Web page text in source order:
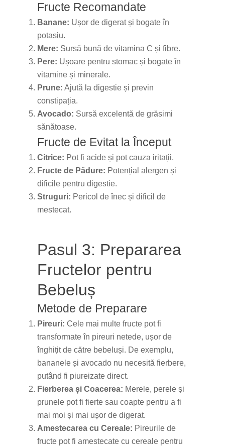
Fructe Recomandate
Banane: Ușor de digerat și bogate în
potasiu.
Mere: Sursă bună de vitamina C și fibre.
Pere: Ușoare pentru stomac și bogate în
vitamine și minerale.
Prune: Ajută la digestie și previn
constipația.
Avocado: Sursă excelentă de grăsimi
sănătoase.
Fructe de Evitat la Început
Citrice: Pot fi acide și pot cauza iritații.
Fructe de Pădure: Potențial alergen și
dificile pentru digestie.
Struguri: Pericol de înec și dificil de
mestecat.
Pasul 3: Prepararea
Fructelor pentru
Bebeluș
Metode de Preparare
Pireuri: Cele mai multe fructe pot fi
transformate în pireuri netede, ușor de
înghițit de către bebeluși. De exemplu,
bananele și avocado nu necesită fierbere,
putând fi piureizate direct.
Fierberea și Coacerea: Merele, perele și
prunele pot fi fierte sau coapte pentru a fi
mai moi și mai ușor de digerat.
Amestecarea cu Cereale: Pireurile de
fructe pot fi amestecate cu cereale pentru